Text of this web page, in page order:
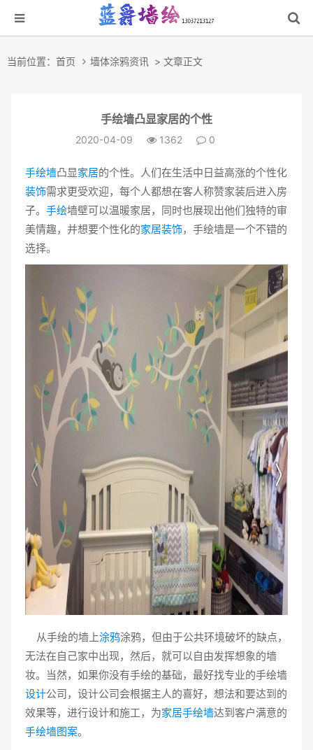
当前位置： 首页 墙体涂鸦资讯 > 文章正文
手绘墙凸显家居的个性
2020-04-09 1362 0
手绘墙凸显家居的个性。人们在生活中日益高涨的个性化
装饰需求更受欢迎，每个人都想在客人称赞家装后进入房
子。 手绘墙壁可以温暖家居，同时也展现出他们独特的审
美情趣，并想要个性化的家居装饰，手绘墙是一个不错的
选择。
从手绘的墙上涂鸦涂鸦，但由于公共环境破坏的缺点，
无法在自己家中出现，然后，就可以自由发挥想象的墙
妆。当然，如果你没有手绘的基础，最好找专业的手绘墙
设计公司，设计公司会根据主人的喜好，想法和要达到的
效果等，进行设计和施工，为家居手绘墙达到客户满意的
手绘墙图案。